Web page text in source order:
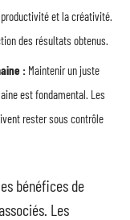
et la créativité.
des résultats obtenus.
: Maintenir un juste
est fondamental. Les
rester sous contrôle
bénéfices de
Les